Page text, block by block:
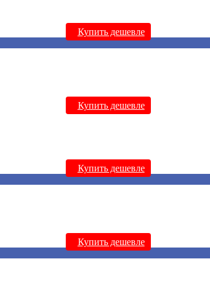
Купить дешевле
Купить дешевле
Купить дешевле
Купить дешевле